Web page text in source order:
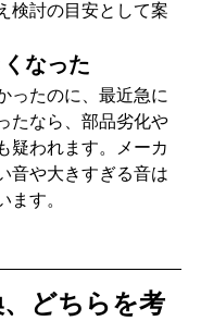
検討の目安として案
なった
ったのに、最近急に
たなら、部品劣化や
疑われます。メーカ
音や大きすぎる音は
ます。
どちらを考